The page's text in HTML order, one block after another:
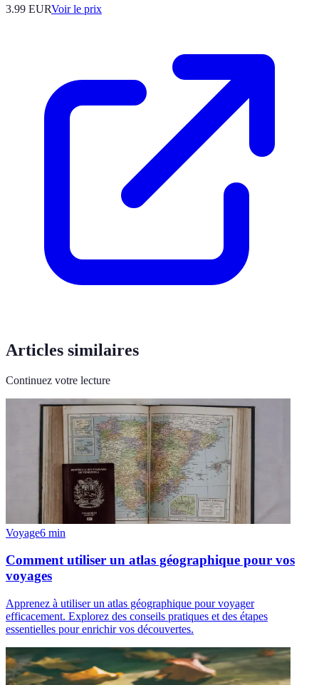
3.99 EURVoir le prix
Articles similaires
Continuez votre lecture
Voyage6 min
Comment utiliser un atlas géographique pour vos
voyages
Apprenez à utiliser un atlas géographique pour voyager
efficacement. Explorez des conseils pratiques et des étapes
essentielles pour enrichir vos découvertes.